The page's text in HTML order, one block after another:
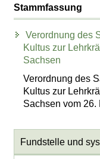
Stammfassung
Verordnung des
Kultus zur
Sachsen
Verordnung des
Kultus zur
Sachsen vom 26.
Fundstelle und